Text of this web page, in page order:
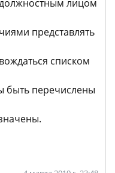
лицом
представлять
списком
быть перечислены